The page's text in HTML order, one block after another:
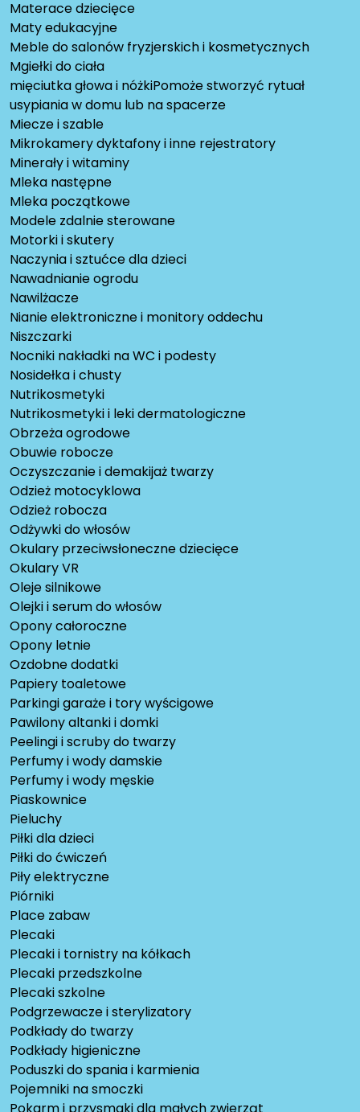
Materace dziecięce
Maty edukacyjne
Meble do salonów fryzjerskich i kosmetycznych
Mgiełki do ciała
mięciutka głowa i nóżkiPomoże stworzyć rytuał
usypiania w domu lub na spacerze
Miecze i szable
Mikrokamery dyktafony i inne rejestratory
Minerały i witaminy
Mleka następne
Mleka początkowe
Modele zdalnie sterowane
Motorki i skutery
Naczynia i sztućce dla dzieci
Nawadnianie ogrodu
Nawilżacze
Nianie elektroniczne i monitory oddechu
Niszczarki
Nocniki nakładki na WC i podesty
Nosidełka i chusty
Nutrikosmetyki
Nutrikosmetyki i leki dermatologiczne
Obrzeża ogrodowe
Obuwie robocze
Oczyszczanie i demakijaż twarzy
Odzież motocyklowa
Odzież robocza
Odżywki do włosów
Okulary przeciwsłoneczne dziecięce
Okulary VR
Oleje silnikowe
Olejki i serum do włosów
Opony całoroczne
Opony letnie
Ozdobne dodatki
Papiery toaletowe
Parkingi garaże i tory wyścigowe
Pawilony altanki i domki
Peelingi i scruby do twarzy
Perfumy i wody damskie
Perfumy i wody męskie
Piaskownice
Pieluchy
Piłki dla dzieci
Piłki do ćwiczeń
Piły elektryczne
Piórniki
Place zabaw
Plecaki
Plecaki i tornistry na kółkach
Plecaki przedszkolne
Plecaki szkolne
Podgrzewacze i sterylizatory
Podkłady do twarzy
Podkłady higieniczne
Poduszki do spania i karmienia
Pojemniki na smoczki